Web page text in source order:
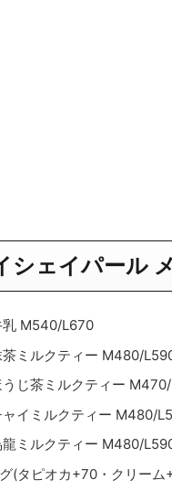
シェイパール
乳 M540/L670
茶ミルクティー M480/
うじ茶ミルクティー
ャイミルクティー M480/
龍ミルクティー M480/
(タピオカ+70・クリーム